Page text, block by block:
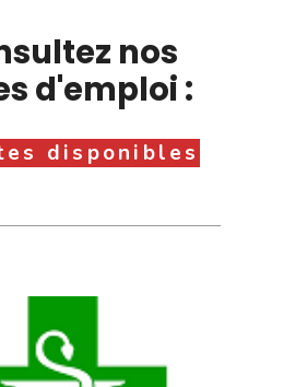
nos
d'emploi :
disponibles